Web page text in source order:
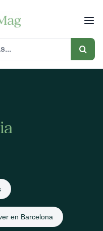
en Barcelona